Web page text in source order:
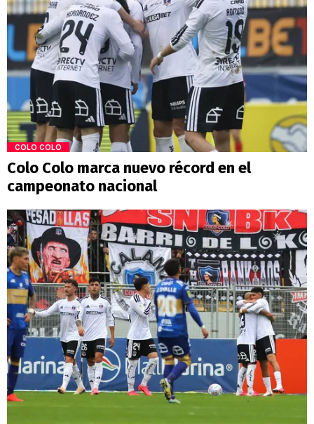
COLO COLO
Colo Colo marca nuevo récord en el
campeonato nacional